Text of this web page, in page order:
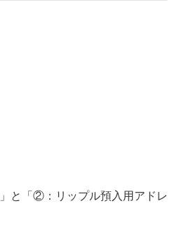
と「②：リップル預入用アドレ